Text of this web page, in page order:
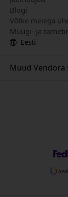
Blogi
Võtke meiega
Müügi- ja
Eesti
Muud Vendora